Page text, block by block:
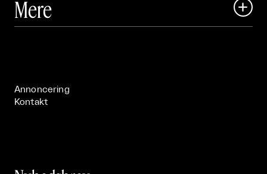
 Art Matter Festival
Mere 
Annoncering
Kontakt